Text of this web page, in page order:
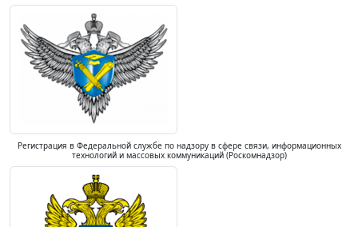
Регистрация в Федеральной службе по надзору в сфере связи, информационных
технологий и массовых коммуникаций (Роскомнадзор)